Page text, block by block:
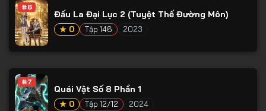
#6
Đấu La Đại Lục 2 (Tuyệt Thế Đường Môn)
★ 0 Tập 146 2023
#7
Quái Vật Số 8 Phần 1
★ 0 Tập 12/12 2024